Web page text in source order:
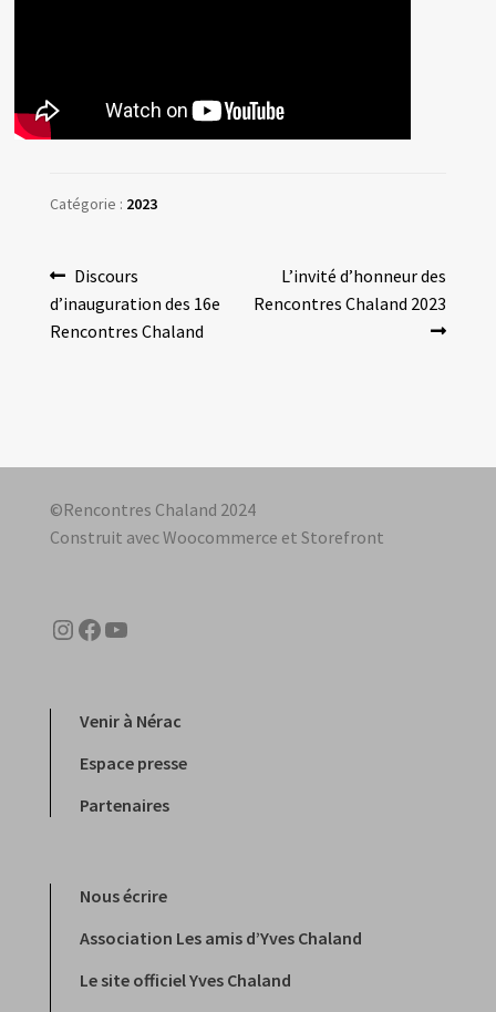
Catégorie : 2023
Navigation
de
Article
précédent :
Discours
d’inauguration des 16e
Rencontres Chaland
Article
suivant :
L’invité d’honneur des
Rencontres Chaland 2023
©Rencontres Chaland 2024
Construit avec Woocommerce et Storefront
Instagram
Facebook
YouTube
Venir à Nérac
Espace presse
Partenaires
Nous écrire
Association Les amis d’Yves Chaland
Le site officiel Yves Chaland